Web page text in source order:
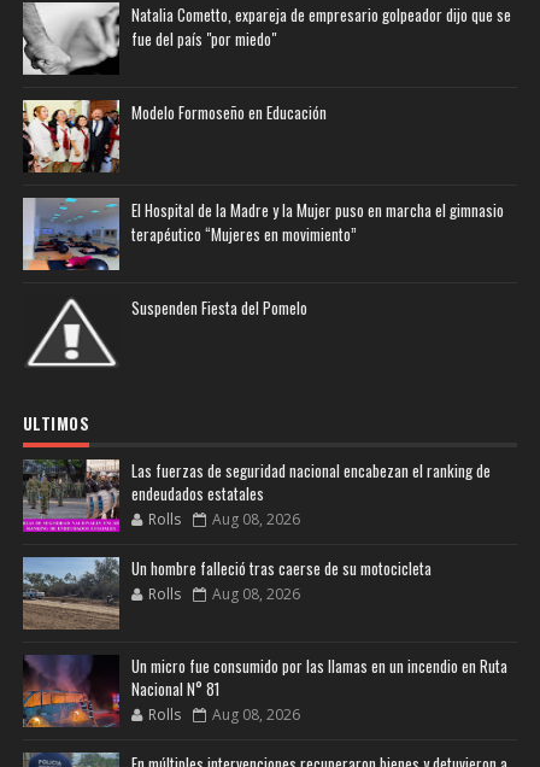
Natalia Cometto, expareja de empresario golpeador dijo que se
fue del país "por miedo"
Modelo Formoseño en Educación
El Hospital de la Madre y la Mujer puso en marcha el gimnasio
terapéutico “Mujeres en movimiento”
Suspenden Fiesta del Pomelo
ULTIMOS
Las fuerzas de seguridad nacional encabezan el ranking de
endeudados estatales
Rolls Aug 08, 2026
Un hombre falleció tras caerse de su motocicleta
Rolls Aug 08, 2026
Un micro fue consumido por las llamas en un incendio en Ruta
Nacional N° 81
Rolls Aug 08, 2026